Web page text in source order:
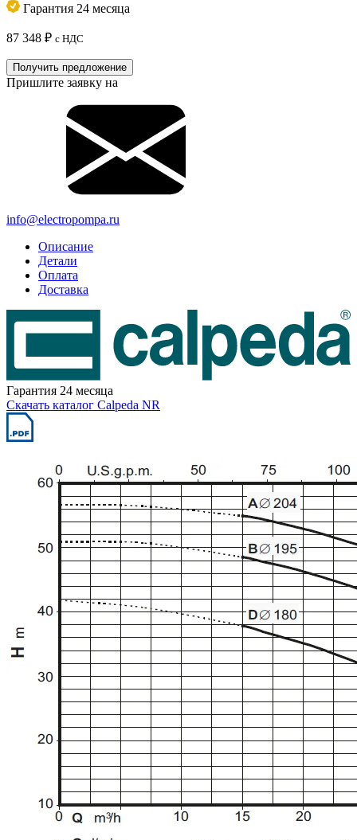
Гарантия 24 месяца
87 348 ₽ с НДС
Получить предложение
Пришлите заявку на
info@electropompa.ru
Описание
Детали
Оплата
Доставка
Гарантия 24 месяца
Скачать каталог Calpeda NR